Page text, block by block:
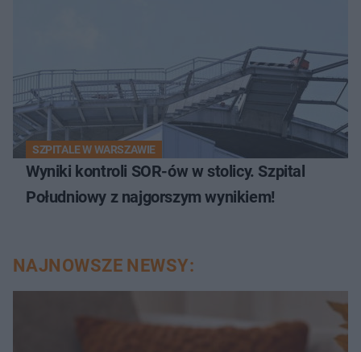
SZPITALE W WARSZAWIE
Wyniki kontroli SOR-ów w stolicy. Szpital
Południowy z najgorszym wynikiem!
NAJNOWSZE NEWSY: